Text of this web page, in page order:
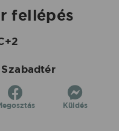
fellépés
Küldés